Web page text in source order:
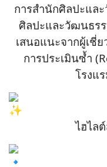
การสำนักศิลปะแล
ศิลปะและวัฒนธร
เสนอแนะจากผู้เชี่
การประเมินซ้ำ
โรงแ
ไฮไล